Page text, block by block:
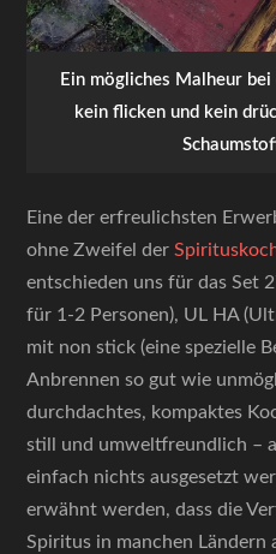
Ein mögliches Malheur
kein flicken und kein
Eine der erfreulichsten
ohne Zweifel der
entschieden uns für das Set
für 1-2 Personen), UL HA
mit non stick (eine spezielle
Anbrennen so gut wie
durchdachtes, kompaktes
still und umweltfreundlich –
einfach nichts ausgesetzt
erwähnt werden, dass die
Spiritus in manchen Ländern